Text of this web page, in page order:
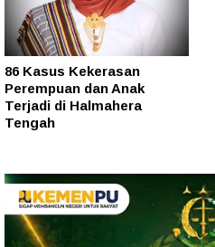
86 Kasus Kekerasan
Perempuan dan Anak
Terjadi di Halmahera
Tengah